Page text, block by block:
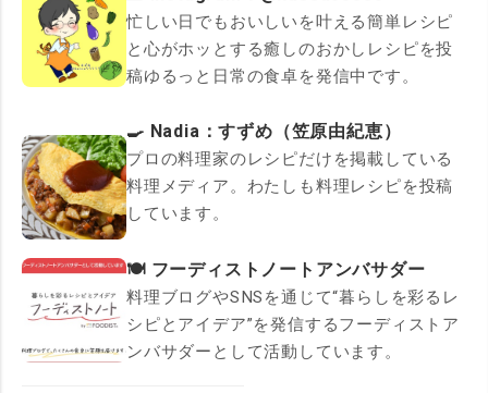
忙しい日でもおいしいを叶える簡単レシピ
と心がホッとする癒しのおかしレシピを投
稿ゆるっと日常の食卓を発信中です。
🍳 Nadia：すずめ（笠原由紀恵）
プロの料理家のレシピだけを掲載している
料理メディア。わたしも料理レシピを投稿
しています。
🍽 フーディストノートアンバサダー
料理ブログやSNSを通じて“暮らしを彩るレ
シピとアイデア”を発信するフーディストア
ンバサダーとして活動しています。